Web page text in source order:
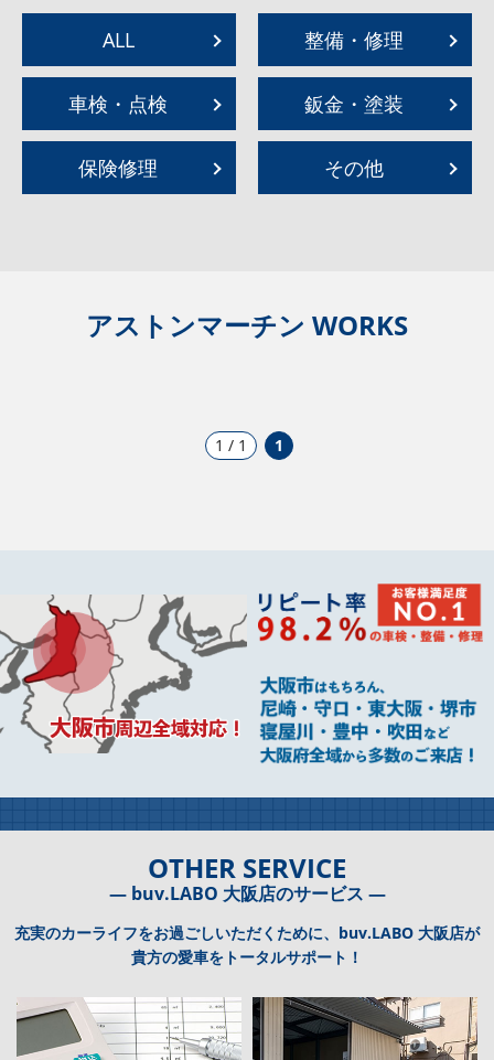
ALL 整備・修理
車検・点検 鈑金・塗装
保険修理 その他
アストンマーチン WORKS
1 / 1 1
OTHER SERVICE
― buv.LABO 大阪店のサービス ―
充実のカーライフをお過ごしいただくために、buv.LABO 大阪店が
貴方の愛車をトータルサポート！